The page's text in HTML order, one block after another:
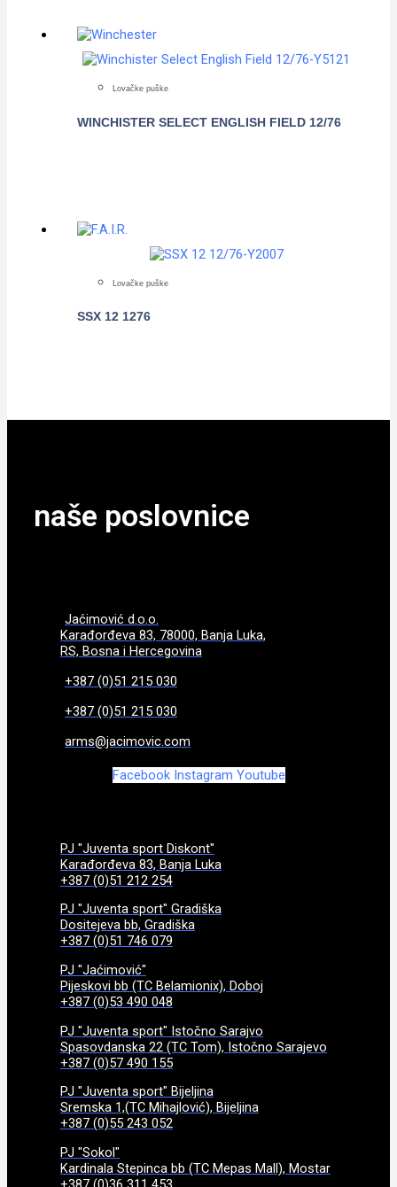
Lovačke puške
WINCHISTER SELECT ENGLISH FIELD 12/76
Lovačke puške
SSX 12 1276
naše poslovnice
Jaćimović d.o.o.
Karađorđeva 83, 78000, Banja Luka,
RS, Bosna i Hercegovina
+387 (0)51 215 030
+387 (0)51 215 030
arms@jacimovic.com
Facebook Instagram Youtube
PJ "Juventa sport Diskont"
Karađorđeva 83, Banja Luka
+387 (0)51 212 254
PJ "Juventa sport" Gradiška
Dositejeva bb, Gradiška
+387 (0)51 746 079
PJ "Jaćimović"
Pijeskovi bb (TC Belamionix), Doboj
+387 (0)53 490 048
PJ "Juventa sport" Istočno Sarajvo
Spasovdanska 22 (TC Tom), Istočno Sarajevo
+387 (0)57 490 155
PJ "Juventa sport" Bijeljina
Sremska 1,(TC Mihajlović), Bijeljina
+387 (0)55 243 052
PJ "Sokol"
Kardinala Stepinca bb (TC Mepas Mall), Mostar